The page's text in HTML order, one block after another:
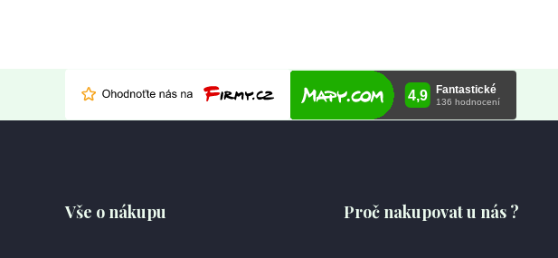
Vše o nákupu Proč nakupovat u nás ?